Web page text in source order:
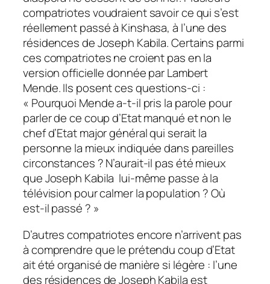
compatriotes voudraient savoir ce qui s’est
réellement passé à Kinshasa, à l’une des
résidences de Joseph Kabila. Certains parmi
ces compatriotes ne croient pas en la
version officielle donnée par Lambert
Mende.Ils posent ces questions-ci :
« Pourquoi Mende a-t-il pris la parole pour
parler de ce coup d’Etat manqué et non le
chef d’Etat major général qui serait la
personne la mieux indiquée dans pareilles
circonstances ? N’aurait-il pas été mieux
que Joseph Kabila lui-même passe à la
télévision pour calmer la population ? Où
est-il passé ? »
D’autres compatriotes encore n’arrivent pas
à comprendre que le prétendu coup d’Etat
ait été organisé de manière si légère : l’une
des résidences de Joseph Kabila est